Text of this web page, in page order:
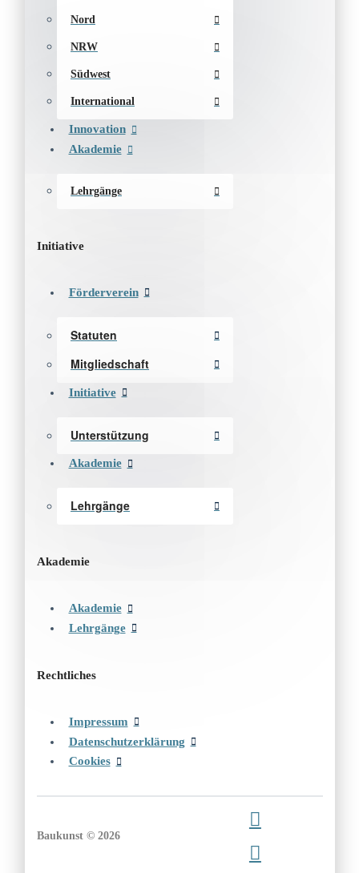
Nord
NRW
Südwest
International
Innovation
Akademie
Lehrgänge
Initiative
Förderverein
Statuten
Mitgliedschaft
Initiative
Unterstützung
Akademie
Lehrgänge
Akademie
Akademie
Lehrgänge
Rechtliches
Impressum
Datenschutzerklärung
Cookies
Baukunst © 2026